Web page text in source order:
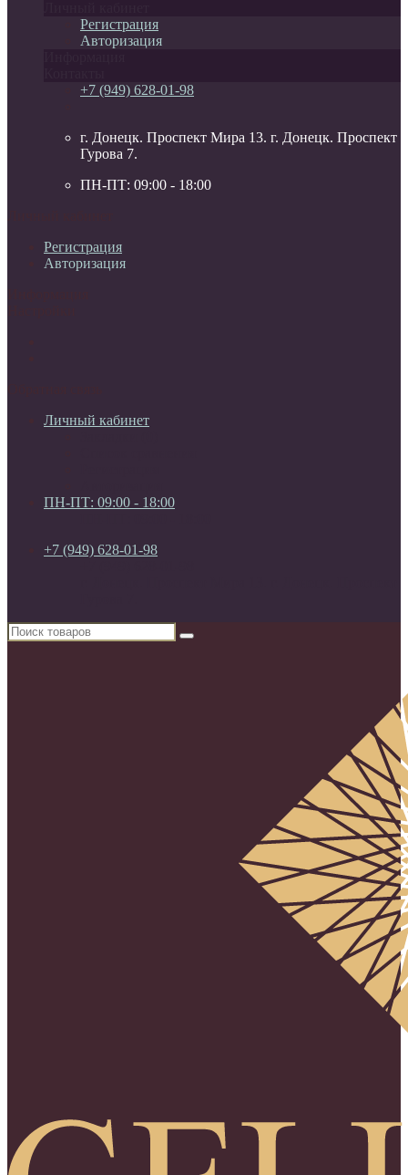
Регистрация
Авторизация
+7 (949) 628-01-98
г. Донецк. Проспект Мира 13. г. Донецк. Проспект
Гурова 7.
ПН-ПТ: 09:00 - 18:00
Регистрация
Авторизация
Личный кабинет
ПН-ПТ: 09:00 - 18:00
+7 (949) 628-01-98